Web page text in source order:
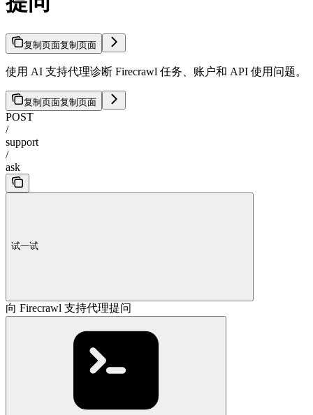
复制页面复制页面
使用 AI 支持代理诊断 Firecrawl 任务、账户和 API 使用问题。
复制页面复制页面
POST
/
support
/
ask
试一试
向 Firecrawl 支持代理提问